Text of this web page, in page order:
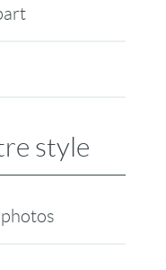
style